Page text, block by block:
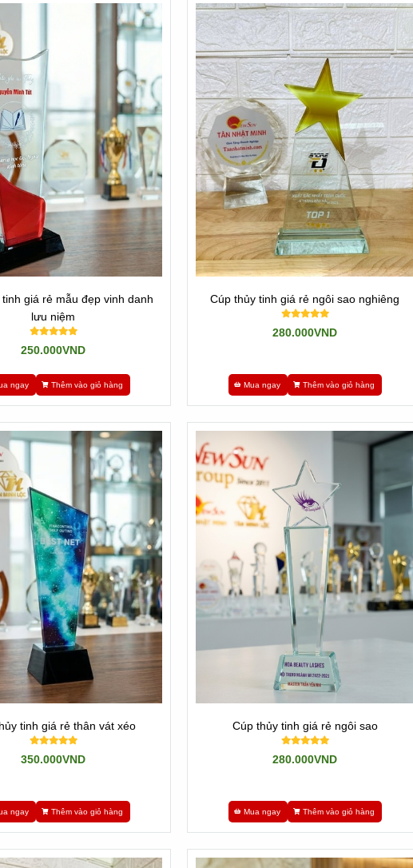
mọi sự kiện trong cả nước!
về Cúp thủy tinh
giá rẻ mẫu đẹp vinh danh
lưu niệm
250.000VND
ngay Thêm vào giỏ hàng
Cúp thủy tinh giá rẻ ngôi sao nghiêng
280.000VND
Mua ngay Thêm vào giỏ hàng
tinh giá rẻ thân vát xéo
350.000VND
ngay Thêm vào giỏ hàng
Cúp thủy tinh giá rẻ ngôi sao
280.000VND
Mua ngay Thêm vào giỏ hàng